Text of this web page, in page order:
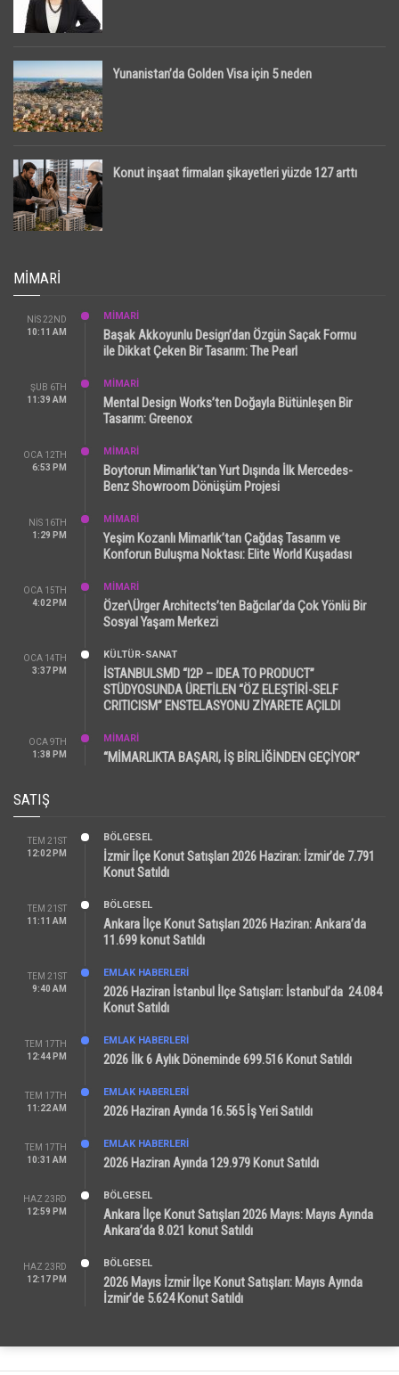
Yunanistan’da Golden Visa için 5 neden
Konut inşaat firmaları şikayetleri yüzde 127 arttı
MIMARI
NIS 22ND
10:11 AM
MİMARİ
Başak Akkoyunlu Design’dan Özgün Saçak Formu
ile Dikkat Çeken Bir Tasarım: The Pearl
ŞUB 6TH
11:39 AM
MİMARİ
Mental Design Works’ten Doğayla Bütünleşen Bir
Tasarım: Greenox
OCA 12TH
6:53 PM
MİMARİ
Boytorun Mimarlık’tan Yurt Dışında İlk Mercedes-
Benz Showroom Dönüşüm Projesi
NIS 16TH
1:29 PM
MİMARİ
Yeşim Kozanlı Mimarlık’tan Çağdaş Tasarım ve
Konforun Buluşma Noktası: Elite World Kuşadası
OCA 15TH
4:02 PM
MİMARİ
Özer\Ürger Architects’ten Bağcılar’da Çok Yönlü Bir
Sosyal Yaşam Merkezi
OCA 14TH
3:37 PM
KÜLTÜR-SANAT
İSTANBULSMD “I2P – IDEA TO PRODUCT”
STÜDYOSUNDA ÜRETİLEN “ÖZ ELEŞTİRİ-SELF
CRITICISM” ENSTELASYONU ZİYARETE AÇILDI
OCA 9TH
1:38 PM
MİMARİ
“MİMARLIKTA BAŞARI, İŞ BİRLİĞİNDEN GEÇİYOR”
SATIŞ
TEM 21ST
12:02 PM
BÖLGESEL
İzmir İlçe Konut Satışları 2026 Haziran: İzmir’de 7.791
Konut Satıldı
TEM 21ST
11:11 AM
BÖLGESEL
Ankara İlçe Konut Satışları 2026 Haziran: Ankara’da
11.699 konut Satıldı
TEM 21ST
9:40 AM
EMLAK HABERLERI
2026 Haziran İstanbul İlçe Satışları: İstanbul’da 24.084
Konut Satıldı
TEM 17TH
12:44 PM
EMLAK HABERLERI
2026 İlk 6 Aylık Döneminde 699.516 Konut Satıldı
TEM 17TH
11:22 AM
EMLAK HABERLERI
2026 Haziran Ayında 16.565 İş Yeri Satıldı
TEM 17TH
10:31 AM
EMLAK HABERLERI
2026 Haziran Ayında 129.979 Konut Satıldı
HAZ 23RD
12:59 PM
BÖLGESEL
Ankara İlçe Konut Satışları 2026 Mayıs: Mayıs Ayında
Ankara’da 8.021 konut Satıldı
HAZ 23RD
12:17 PM
BÖLGESEL
2026 Mayıs İzmir İlçe Konut Satışları: Mayıs Ayında
İzmir’de 5.624 Konut Satıldı